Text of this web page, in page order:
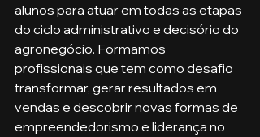
alunos para atuar em todas as etapas
do ciclo administrativo e decisório do
agronegócio. Formamos
profissionais que tem como desafio
transformar, gerar resultados em
vendas e descobrir novas formas de
empreendedorismo e liderança no